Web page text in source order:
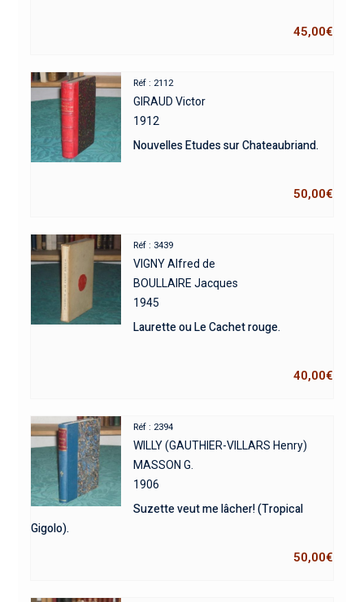
45,00€
Réf : 2112
GIRAUD Victor
1912
Nouvelles Etudes sur Chateaubriand.
50,00€
Réf : 3439
VIGNY Alfred de
BOULLAIRE Jacques
1945
Laurette ou Le Cachet rouge.
40,00€
Réf : 2394
WILLY (GAUTHIER-VILLARS Henry)
MASSON G.
1906
Suzette veut me lâcher! (Tropical
Gigolo).
50,00€